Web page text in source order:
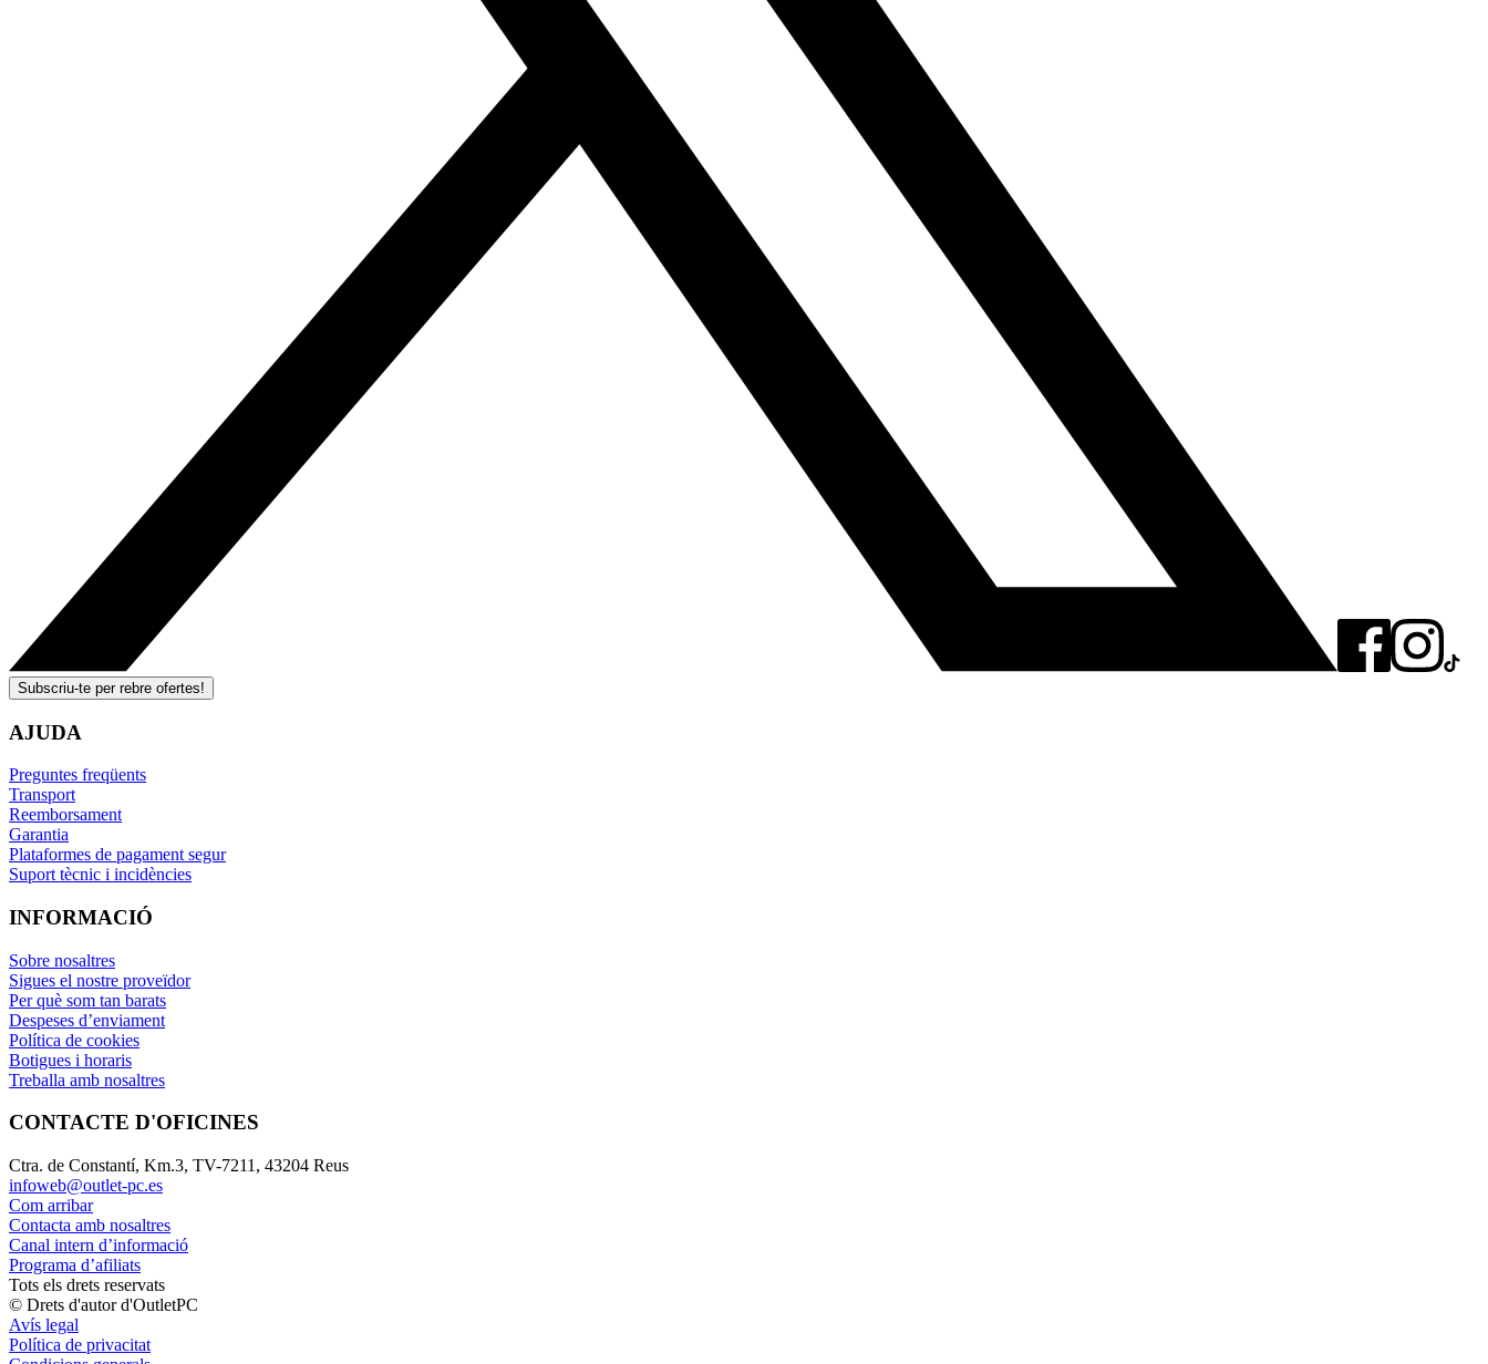
Subscriu-te per rebre ofertes!
AJUDA
Preguntes freqüents
Transport
Reemborsament
Garantia
Plataformes de pagament segur
Suport tècnic i incidències
INFORMACIÓ
Sobre nosaltres
Sigues el nostre proveïdor
Per què som tan barats
Despeses d’enviament
Política de cookies
Botigues i horaris
Treballa amb nosaltres
CONTACTE D'OFICINES
Ctra. de Constantí, Km.3, TV-7211, 43204 Reus
infoweb@outlet-pc.es
Com arribar
Contacta amb nosaltres
Canal intern d’informació
Programa d’afiliats
Tots els drets reservats
© Drets d'autor d'OutletPC
Avís legal
Política de privacitat